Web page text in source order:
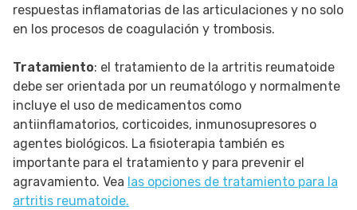
respuestas inflamatorias de las articulaciones y no solo
en los procesos de coagulación y trombosis.
Tratamiento: el tratamiento de la artritis reumatoide
debe ser orientada por un reumatólogo y normalmente
incluye el uso de medicamentos como
antiinflamatorios, corticoides, inmunosupresores o
agentes biológicos. La fisioterapia también es
importante para el tratamiento y para prevenir el
agravamiento. Vea las opciones de tratamiento para la
artritis reumatoide.